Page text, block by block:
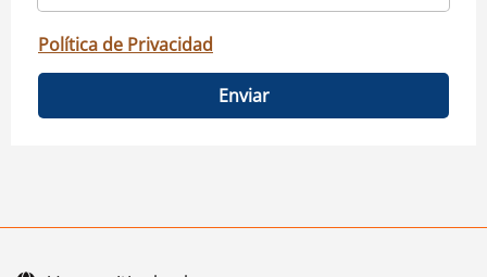
Política de Privacidad
Enviar